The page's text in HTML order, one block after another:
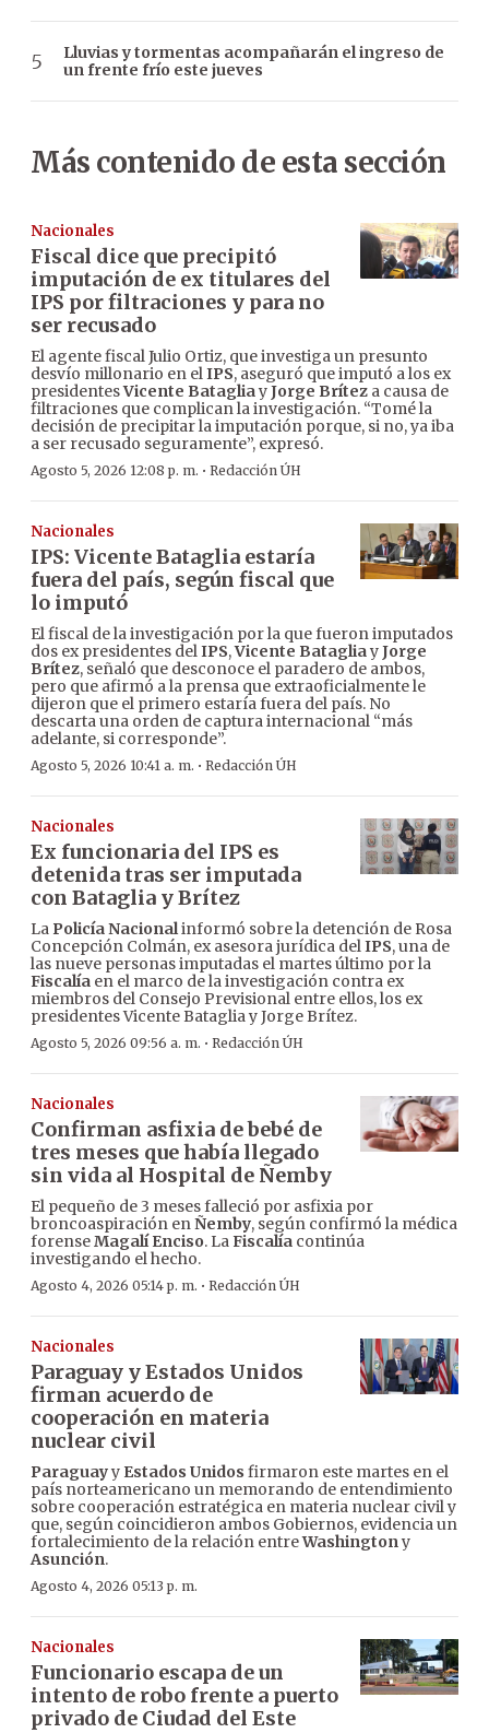
Lluvias y tormentas acompañarán el ingreso de
un frente frío este jueves
Más contenido de esta sección
Nacionales
Fiscal dice que precipitó
imputación de ex titulares del
IPS por filtraciones y para no
ser recusado
El agente fiscal Julio Ortiz, que investiga un presunto
desvío millonario en elIPS, aseguró que imputó a los ex
presidentesVicente BatagliayJorge Brítez a causa de
filtraciones que complican la investigación. “Tomé la
decisión de precipitar la imputación porque, si no, ya iba
a ser recusado seguramente”, expresó.
Agosto 5, 2026 12:08 p. m. · Redacción ÚH
Nacionales
IPS: Vicente Bataglia estaría
fuera del país, según fiscal que
lo imputó
El fiscal de la investigación por la que fueron imputados
dos ex presidentes delIPS,Vicente BatagliayJorge
Brítez, señaló que desconoce el paradero de ambos,
pero que afirmó a la prensa que extraoficialmente le
dijeron que el primero estaría fuera del país. No
descarta una orden de captura internacional “más
adelante, si corresponde”.
Agosto 5, 2026 10:41 a. m. · Redacción ÚH
Nacionales
Ex funcionaria del IPS es
detenida tras ser imputada
con Bataglia y Brítez
La Policía Nacionalinformó sobre la detención de Rosa
Concepción Colmán, ex asesora jurídica delIPS, una de
las nueve personas imputadas el martes último por la
Fiscalía en el marco de la investigación contra ex
miembros del Consejo Previsional entre ellos, los ex
presidentes Vicente Bataglia y Jorge Brítez.
Agosto 5, 2026 09:56 a. m. · Redacción ÚH
Nacionales
Confirman asfixia de bebé de
tres meses que había llegado
sin vida al Hospital de Ñemby
El pequeño de 3 meses falleció por asfixia por
broncoaspiración enÑemby, según confirmó la médica
forenseMagalí Enciso. LaFiscalía continúa
investigando el hecho.
Agosto 4, 2026 05:14 p. m. · Redacción ÚH
Nacionales
Paraguay y Estados Unidos
firman acuerdo de
cooperación en materia
nuclear civil
Paraguayy Estados Unidos firmaron este martes en el
país norteamericano un memorando de entendimiento
sobre cooperación estratégica en materia nuclear civil y
que, según coincidieron ambos Gobiernos, evidencia un
fortalecimiento de la relación entreWashingtony
Asunción.
Agosto 4, 2026 05:13 p. m.
Nacionales
Funcionario escapa de un
intento de robo frente a puerto
privado de Ciudad del Este